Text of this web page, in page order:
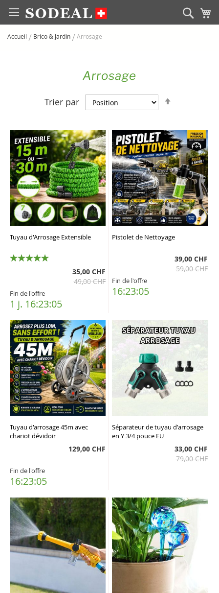
Allez
au
Accueil Brico & Jardin Arrosage
Arrosage
Trier par
Tuyau d'Arrosage Extensible
35,00 CHF
49,00 CHF
Fin de l'offre
1 j. 16:23:05
Pistolet de Nettoyage
39,00 CHF
59,00 CHF
Fin de l'offre
16:23:05
Tuyau d'arrosage 45m avec
chariot dévidoir
129,00 CHF
Fin de l'offre
16:23:05
Séparateur de tuyau d'arrosage
en Y 3/4 pouce EU
33,00 CHF
79,00 CHF